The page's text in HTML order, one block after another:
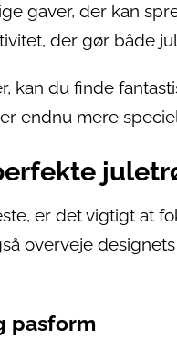
gaver, der kan
der gør både
kan du finde
endnu mere
er det vigtigt at
overveje
pasform